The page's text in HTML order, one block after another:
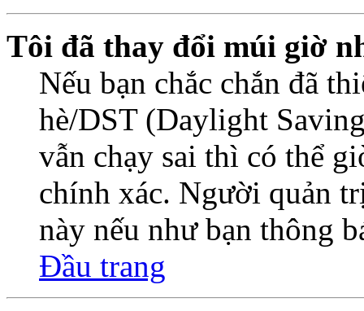
Tôi đã thay đổi múi giờ
Nếu bạn chắc chắn đã
hè/DST (Daylight
vẫn chạy sai thì có thể
chính xác. Người quản
này nếu như bạn thông
Đầu trang